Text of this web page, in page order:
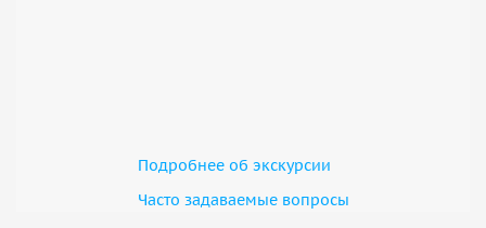
Подробнее об экскурсии
Часто задаваемые вопросы